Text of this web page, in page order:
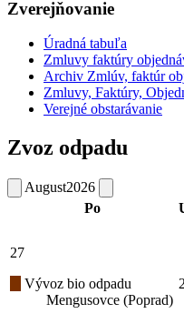
Zverejňovanie
Úradná tabuľa
Zmluvy faktúry
Archiv Zmlúv, faktúr
Zmluvy, Faktúry,
Verejné obstarávanie
Zvoz odpadu
August2026
Po
27
Vývoz bio odpadu
Mengusovce (Poprad)